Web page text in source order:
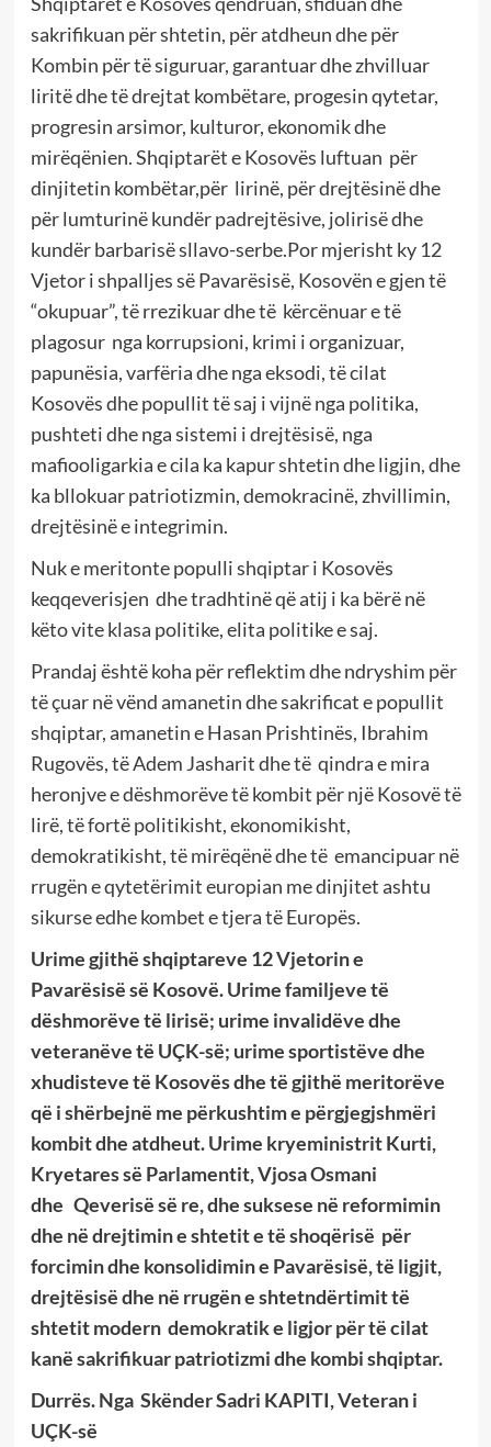
sakrifikuan për shtetin, për atdheun dhe për
Kombin për të siguruar, garantuar dhe zhvilluar
liritë dhe të drejtat kombëtare, progesin qytetar,
progresin arsimor, kulturor, ekonomik dhe
mirëqënien. Shqiptarët e Kosovës luftuan për
dinjitetin kombëtar,për lirinë, për drejtësinë dhe
për lumturinë kundër padrejtësive, jolirisë dhe
kundër barbarisë sllavo-serbe.Por mjerisht ky 12
Vjetor i shpalljes së Pavarësisë, Kosovën e gjen të
“okupuar”, të rrezikuar dhe të kërcënuar e të
plagosur nga korrupsioni, krimi i organizuar,
papunësia, varfëria dhe nga eksodi, të cilat
Kosovës dhe popullit të saj i vijnë nga politika,
pushteti dhe nga sistemi i drejtësisë, nga
mafiooligarkia e cila ka kapur shtetin dhe ligjin, dhe
ka bllokuar patriotizmin, demokracinë, zhvillimin,
drejtësinë e integrimin.
Nuk e meritonte populli shqiptar i Kosovës
keqqeverisjen dhe tradhtinë që atij i ka bërë në
këto vite klasa politike, elita politike e saj.
Prandaj është koha për reflektim dhe ndryshim për
të çuar në vënd amanetin dhe sakrificat e popullit
shqiptar, amanetin e Hasan Prishtinës, Ibrahim
Rugovës, të Adem Jasharit dhe të qindra e mira
heronjve e dëshmorëve të kombit për një Kosovë të
lirë, të fortë politikisht, ekonomikisht,
demokratikisht, të mirëqënë dhe të emancipuar në
rrugën e qytetërimit europian me dinjitet ashtu
sikurse edhe kombet e tjera të Europës.
Urime gjithë shqiptareve 12 Vjetorin e
Pavarësisë së Kosovë. Urime familjeve të
dëshmorëve të lirisë; urime invalidëve dhe
veteranëve të UÇK-së; urime sportistëve dhe
xhudisteve të Kosovës dhe të gjithë meritorëve
që i shërbejnë me përkushtim e përgjegjshmëri
kombit dhe atdheut. Urime kryeministrit Kurti,
Kryetares së Parlamentit, Vjosa Osmani
dhe Qeverisë së re, dhe suksese në reformimin
dhe në drejtimin e shtetit e të shoqërisë për
forcimin dhe konsolidimin e Pavarësisë, të ligjit,
drejtësisë dhe në rrugën e shtetndërtimit të
shtetit modern demokratik e ligjor për të cilat
kanë sakrifikuar patriotizmi dhe kombi shqiptar.
Durrës. Nga Skënder Sadri KAPITI, Veteran i
UÇK-së